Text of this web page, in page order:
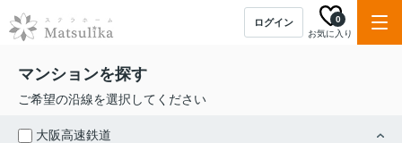
ログイン
お気に入り
0
マンションを探す
ご希望の沿線を選択してください
大阪高速鉄道